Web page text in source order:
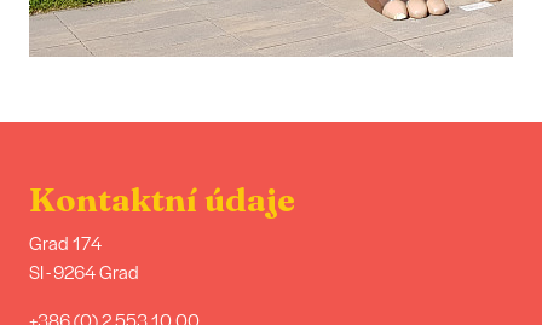
Kontaktní údaje
Grad 174
SI - 9264 Grad
+386 (0) 2 553 10 00